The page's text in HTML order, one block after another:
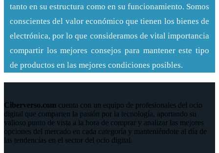
tanto en su estructura como en su funcionamiento. Somos
conscientes del valor económico que tienen los bienes de
electrónica, por lo que consideramos de vital importancia
compartir los mejores consejos para mantener este tipo
de productos en las mejores condiciones posibles.
Ciberverso.com cuenta con un equipo de profesionales del ocio
digital que comparten la pasión por la tecnología, aportando su
valioso punto de vista a la hora de comprar y analizar las mejores
opciones del mercado en cada categoría y manteniéndote al día de
las tendencias en el sector del ocio digital.